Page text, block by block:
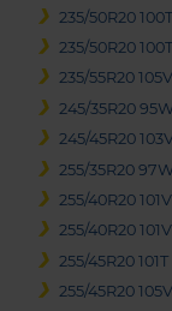
235/50R20 100T
235/50R20 100T
235/55R20
245/35R20
245/45R20
255/35R20
255/40R20
255/40R20
255/45R20 101T
255/45R20